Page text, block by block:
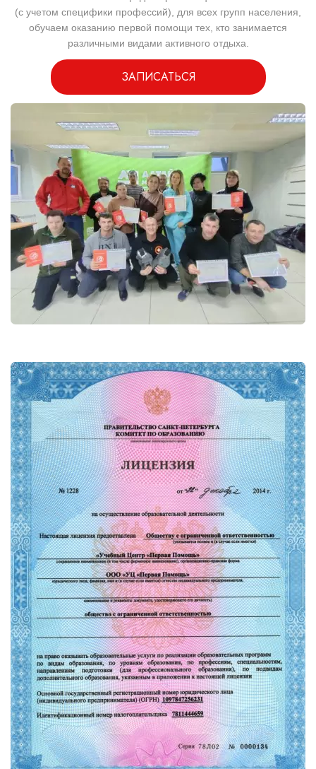
(с учетом специфики профессий), для всех групп населения,
обучаем оказанию первой помощи тех, кто занимается
различными видами активного отдыха.
ЗАПИСАТЬСЯ